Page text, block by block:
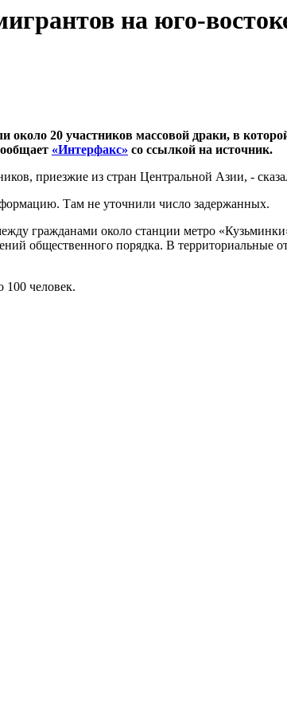
на юго-
около 20 участников массовой драки, в
«Интерфакс» со ссылкой на источник.
приезжие из стран Центральной Азии, -
Там не уточнили число задержанных.
гражданами около станции метро
общественного порядка. В территориальные
100 человек.